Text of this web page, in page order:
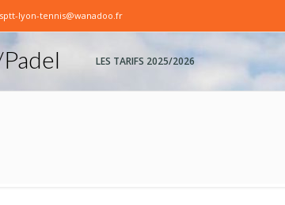
lyon-tennis@wanadoo.fr
LES TARIFS 2025/2026